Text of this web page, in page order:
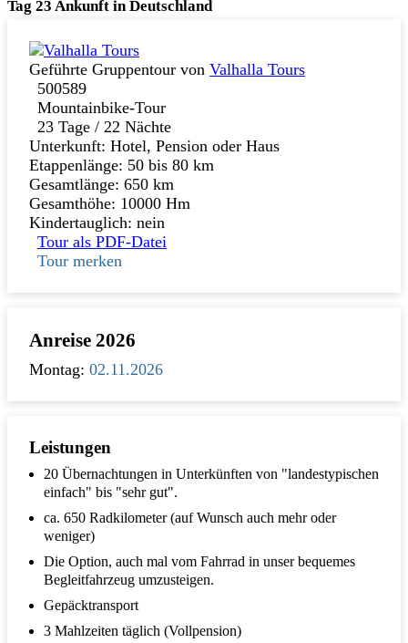
Tag 23 Ankunft in Deutschland
Geführte Gruppentour von Valhalla Tours
500589
Mountainbike-Tour
23 Tage / 22 Nächte
Unterkunft: Hotel, Pension oder Haus
Etappenlänge: 50 bis 80 km
Gesamtlänge: 650 km
Gesamthöhe: 10000 Hm
Kindertauglich: nein
Tour als PDF-Datei
Tour merken
Anreise 2026
Montag: 02.11.2026
Leistungen
20 Übernachtungen in Unterkünften von "landestypischen
einfach" bis "sehr gut".
ca. 650 Radkilometer (auf Wunsch auch mehr oder
weniger)
Die Option, auch mal vom Fahrrad in unser bequemes
Begleitfahrzeug umzusteigen.
Gepäcktransport
3 Mahlzeiten täglich (Vollpension)